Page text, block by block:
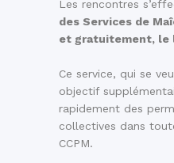
Les rencontres
des Services de
et gratuitement, le
Ce service, qui se
objectif
rapidement des
collectives dans
CCPM.